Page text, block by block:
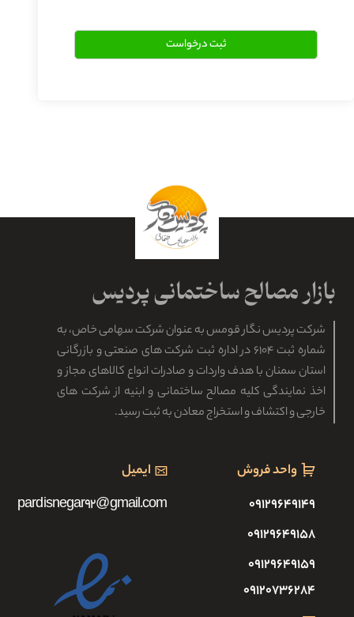
شرکت پردیس نگار قومس به عنوان شرکت سهامی خاص، به
شماره ثبت ۶۱۰۴ در اداره ثبت شرکت های صنعتی و بازرگانی
استان سمنان با هدف واردات و صادرات انواع کالاهای مجاز و
اخذ نمایندگی کلیه مصالح ساختمانی و ابنیه از شرکت های
خارجی و اکتشاف و استخراج معادن به ثبت رسید.
واحد فروش
۰۹۱۲۹۶۴۹۱۴۹
۰۹۱۲۹۶۴۹۱۵۸
۰۹۱۲۹۶۴۹۱۵۹
۰۹۱۲۰۷۳۶۲۸۴
ایمیل
pardisnegar92@gmail.com